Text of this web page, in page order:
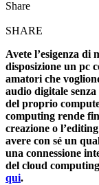
Share
SHARE
Avete l’esigenza di
disposizione un pc
amatori che
audio digitale
del proprio
computing rende
creazione o
avere con sé un
una connessione
del cloud
qui.